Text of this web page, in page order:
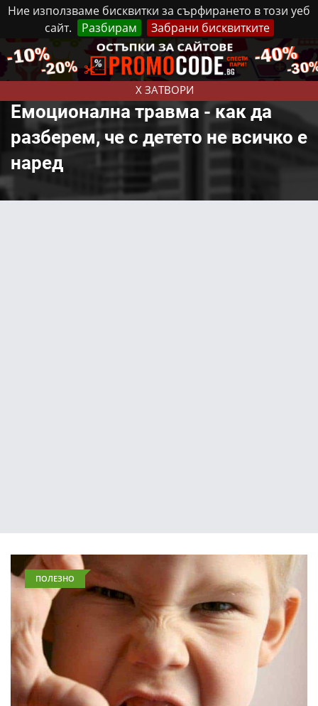
Ние използваме бисквитки за сърфирането в този уеб
сайт.
Разбирам Забрани бисквитките
X ЗАТВОРИ
Неделя, 9 Август, 2026 Реклама Контакти
Eмоционална травма - как да
разберем, че с детето не всичко е
наред
ПОЛЕЗНО